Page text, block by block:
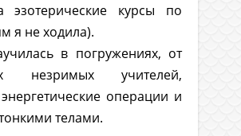
курсы по
я не ходила).
в погружениях, от
незримых учителей,
операции и
телами.